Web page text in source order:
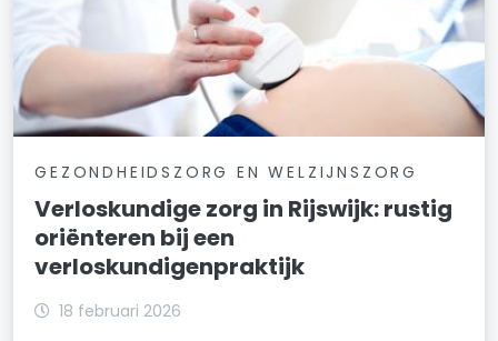
GEZONDHEIDSZORG EN WELZIJNSZORG
Verloskundige zorg in Rijswijk: rustig
oriënteren bij een
verloskundigenpraktijk
18 februari 2026